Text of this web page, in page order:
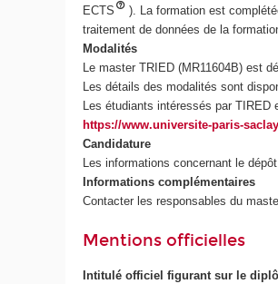
ECTS
). La formation est
traitement de données de la
Modalités
Le master TRIED (MR11604B) est
Les détails des modalités sont
Les étudiants intéressés par TIRED
https://www.universite-paris-
Candidature
Les informations concernant le
Informations complémentaires
Contacter les responsables du
Mentions officielles
Intitulé officiel figurant sur le